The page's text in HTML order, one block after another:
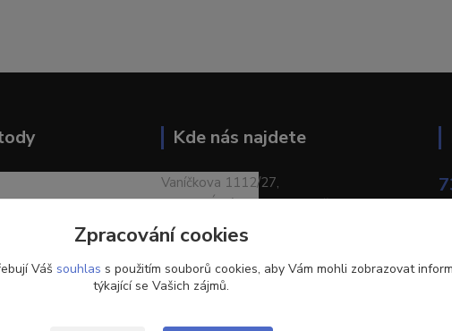
Kde nás najdete
Vaníčkova 1112/27,
400 01 Ústí nad Labem-město
Zpracování cookies
Váš souhlas s použitím souborů cookies, aby Vám mohli zobrazovat
týkající se Vašich zájmů.